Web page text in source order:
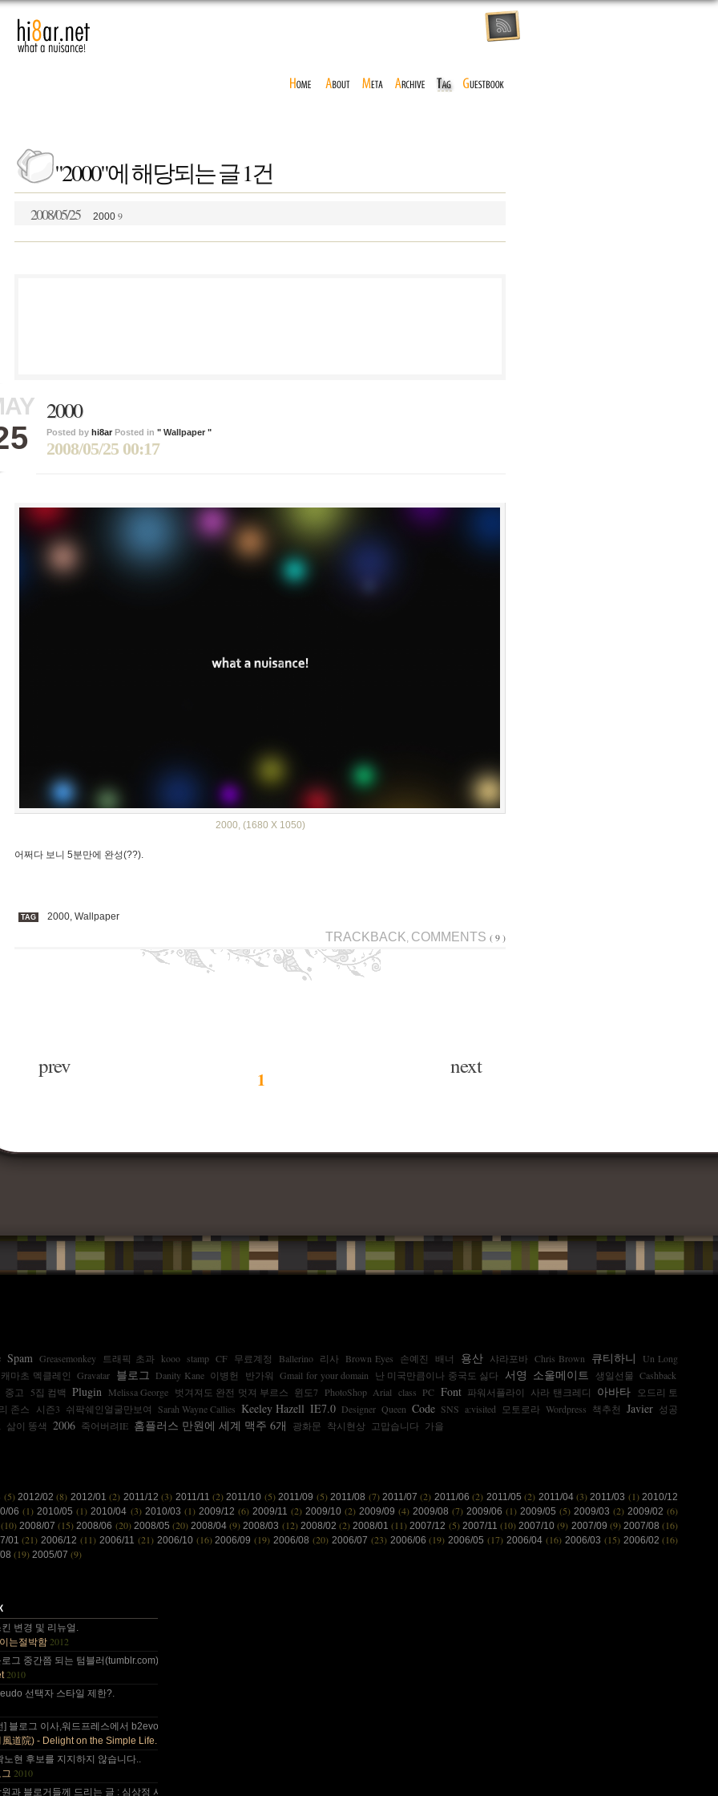
"2000"에 해당되는 글 1건
2008/05/25 2000 9
2000
Posted by hi8ar Posted in " Wallpaper "
2008/05/25 00:17
2000, (1680 X 1050)
어쩌다 보니 5분만에 완성(??).
TAG 2000, Wallpaper
TRACKBACK, COMMENTS ( 9 )
prev next
1
Spam Greasemonkey 트래픽 초과 kooo stamp CF 무료계정 Ballerino 리사 Brown Eyes 손예진 배너 용산 샤라포바 Chris Brown 큐티하니
Un Long
캐마초 멕클레인 Gravatar 블로그 Danity Kane 이병헌 반가워 Gmail for your domain 난 미국만큼이나 중국도 싫다 서영 소울메이트 생일선물 Cashback
중고
5집 컴백 Plugin Melissa George 벗겨져도 완전 멋져 부르스 윈도7 PhotoShop Arial class PC Font 파워서플라이 사라 탠크레디 아바타
오드리 토
존스
시즌3 쉬팍쉐인얼굴만보여 Sarah Wayne Callies Keeley Hazell IE7.0 Designer Queen Code SNS a:visited 모토로라 Wordpress 책추천 Javier 성공
삶이 똥색 2006 죽어버려IE 홈플러스 만원에 세계 맥주 6개 광화문 착시현상 고맙습니다 가을
(5) 2012/02(8) 2012/01(2) 2011/12(3) 2011/11(2) 2011/10 (5) 2011/09 (5) 2011/08 (7) 2011/07(2) 2011/06(2) 2011/05(2) 2011/04 (3) 2011/03 (1) 2010/12
06(1) 2010/05(1) 2010/04 (3) 2010/03 (1) 2009/12 (6) 2009/11 (2) 2009/10 (2) 2009/09 (4) 2009/08 (7) 2009/06 (1) 2009/05 (5) 2009/03(2) 2009/02(6)
(10) 2008/07(15) 2008/06 (20) 2008/05 (20) 2008/04(9) 2008/03 (12) 2008/02 (2) 2008/01(11) 2007/12 (5) 2007/11 (10) 2007/10(9) 2007/09 (9) 2007/08(16)
01(21) 2006/12(11) 2006/11 (21) 2006/10 (16) 2006/09(19) 2006/08(20) 2006/07 (23) 2006/06(19) 2006/05(17) 2006/04 (16) 2006/03 (15) 2006/02(16)
(19) 2005/07 (9)
감사합니다~~.
올림픽도 4년에 한번은 열리는....
음부턴 이런데 돈 들어갈일....
나이가 드는건가;; 예전엔 ....
변경 및 리뉴얼.
는절박함 2012
그 중간쯤 되는 텀블러(tumblr.com)와 쿠(kooo.net).
2010
선택자 스타일 제한?.
] 블로그 이사,워드프레스에서 b2evo로 블로그 엔진 변경..
風道院) - Delight on the Simple Life.
노현 후보를 지지하지 않습니다..
2010
과 블로거들께 드리는 글 : 심상정 사퇴에 부쳐.